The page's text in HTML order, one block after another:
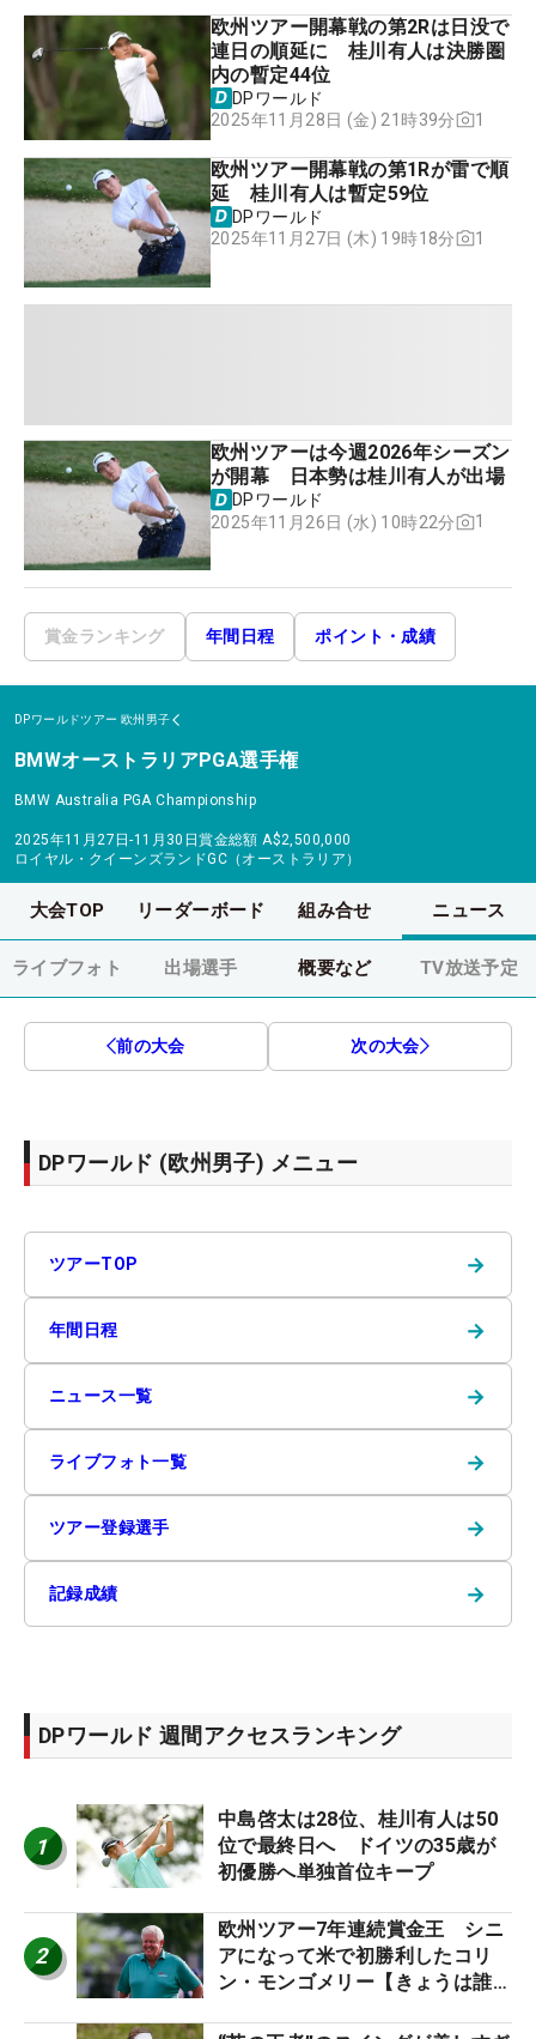
欧州ツアー開幕戦の第2Rは日没で
連日の順延に 桂川有人は決勝圏
内の暫定44位
DPワールド
2025年11月28日 (金) 21時39分
1
欧州ツアー開幕戦の第1Rが雷で順
延 桂川有人は暫定59位
DPワールド
2025年11月27日 (木) 19時18分
1
欧州ツアーは今週2026年シーズン
が開幕 日本勢は桂川有人が出場
DPワールド
2025年11月26日 (水) 10時22分
1
賞金ランキング 年間日程 ポイント・成績
DPワールドツアー 欧州男子
BMWオーストラリアPGA選手権
BMW Australia PGA Championship
2025年11月27日-11月30日賞金総額 A$2,500,000
ロイヤル・クイーンズランドGC（オーストラリア）
大会TOP リーダーボード 組み合せ ニュース
ライブフォト 出場選手 概要など TV放送予定
前の大会 次の大会
DPワールド (欧州男子) メニュー
ツアーTOP →
年間日程 →
ニュース一覧 →
ライブフォト一覧 →
ツアー登録選手 →
記録成績 →
DPワールド 週間アクセスランキング
1
中島啓太は28位、桂川有人は50
位で最終日へ ドイツの35歳が
初優勝へ単独首位キープ
2
欧州ツアー7年連続賞金王 シニ
アになって米で初勝利したコリ
ン・モンゴメリー【きょうは誰の